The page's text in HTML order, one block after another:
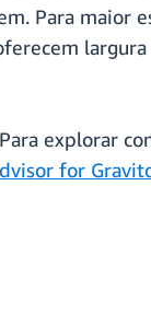
Para maior
explorar
for